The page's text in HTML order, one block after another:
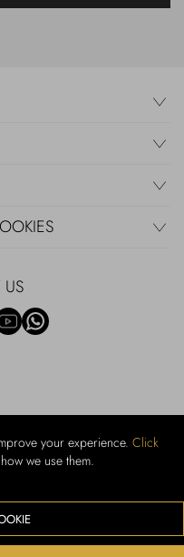
your experience. Click
we use them.
Naples - P.Iva 00436210637 -
methods